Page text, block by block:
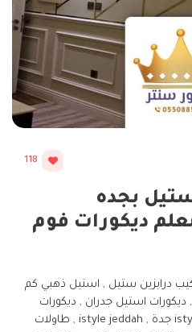
118
بجده
معلم ديكورات فوم
درابزين ستيل , استيل ذهبي كم
استيل جدران , ديكورات
استيل مودرن , استيل جدة , istyle جدة , istyle jeddah , طاولات